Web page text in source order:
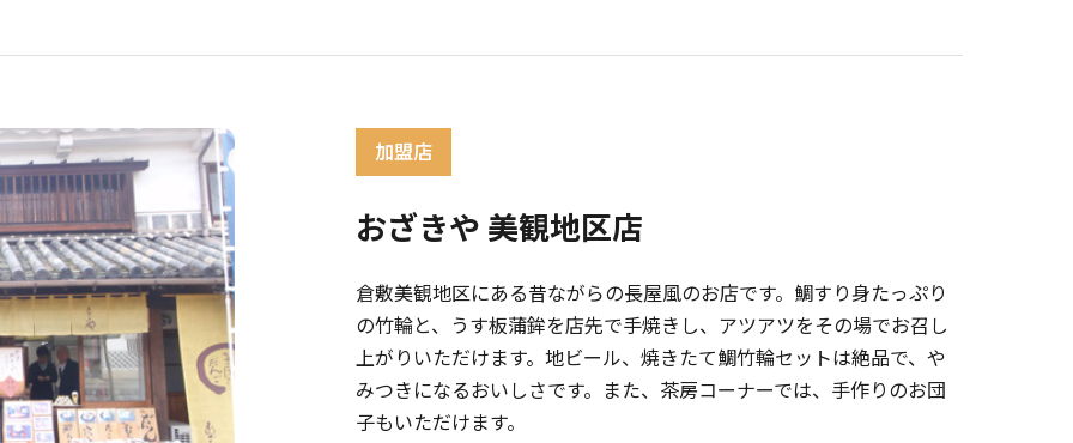
おざきや 美観地区店
倉敷美観地区にある昔ながらの長屋風のお店です。鯛すり身たっぷり
の竹輪と、うす板蒲鉾を店先で手焼きし、アツアツをその場でお召し
上がりいただけます。地ビール、焼きたて鯛竹輪セットは絶品で、や
みつきになるおいしさです。また、茶房コーナーでは、手作りのお団
子もいただけます。